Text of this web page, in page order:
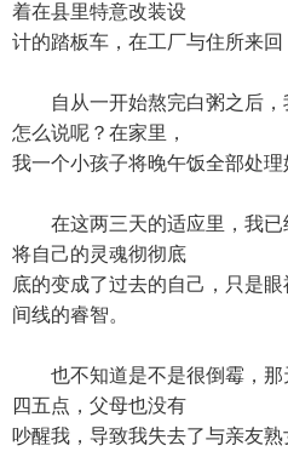
着在县里特意改装设
计的踏板车，在工厂与住所来回
自从一开始熬完白粥之后，
怎么说呢？在家里，
我一个小孩子将晚午饭全部处理
在这两三天的适应里，我已
将自己的灵魂彻彻底
底的变成了过去的自己，只是
间线的睿智。
也不知道是不是很倒霉，那
四五点，父母也没有
吵醒我，导致我失去了与亲友熟